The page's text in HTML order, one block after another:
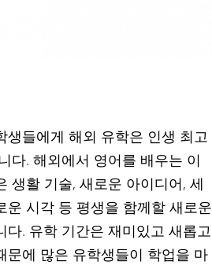
생들에게 해외 유학은 인생 최고
다. 해외에서 영어를 배우는 이
생활 기술, 새로운 아이디어, 세
운 시각 등 평생을 함께할 새로운
다. 유학 기간은 재미있고 새롭고
문에 많은 유학생들이 학업을 마